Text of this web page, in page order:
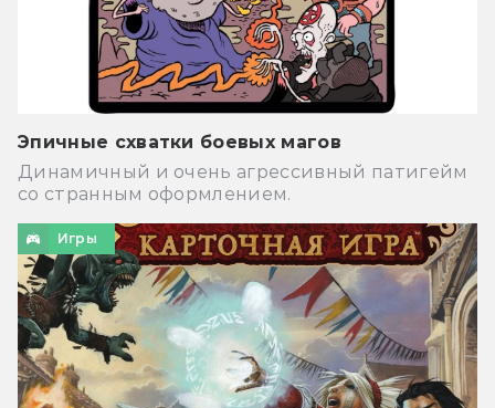
Эпичные схватки боевых магов
Динамичный и очень агрессивный патигейм
со странным оформлением.
Игры